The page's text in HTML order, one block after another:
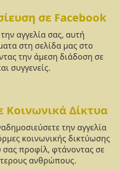
σε Facebook
αγγελία σας, αυτή
στη σελίδα μας στο
την άμεση διάδοση σε
συγγενείς.
Κοινωνικά Δίκτυα
την αγγελία
κοινωνικής δικτύωσης
προφίλ, φτάνοντας σε
ανθρώπους.